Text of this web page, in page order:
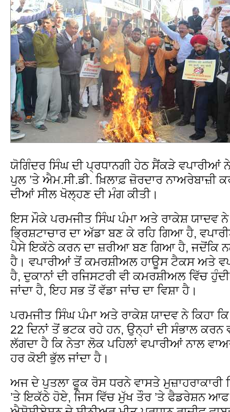
ਯੋਗਿੰਦਰ ਸਿੰਘ ਦੀ ਪ੍ਰਧਾਨਗੀ ਹੇਠ ਸੈਂਕੜੇ
ਪੁਲ ’ਤੇ ਐਮ.ਸੀ.ਡੀ. ਖ਼ਿਲਾਫ਼ ਜ਼ੋਰਦਾਰ ਨਾਅਰੇਬਾਜ਼ੀ
ਦੀਆਂ ਸੀਲ ਖੋਲ੍ਹਣ ਦੀ ਮੰਗ ਕੀਤੀ।
ਇਸ ਮੌਕੇ ਪਰਮਜੀਤ ਸਿੰਘ ਪੰਮਾ ਅਤੇ ਰਾਕੇਸ਼ ਯਾਦਵ ਨੇ
ਭ੍ਰਿਸ਼ਟਾਚਾਰ ਦਾ ਅੱਡਾ ਬਣ ਕੇ ਰਹਿ ਗਿਆ ਹੈ,
ਪੈਸੇ ਇਕੱਠੇ ਕਰਨ ਦਾ ਜ਼ਰੀਆ ਬਣ ਗਿਆ ਹੈ, ਜਦੋਂਕਿ
ਹੈ। ਵਪਾਰੀਆਂ ਤੋਂ ਕਮਰਸ਼ੀਅਲ ਹਾਊਸ ਟੈਕਸ ਅਤੇ
ਹੈ, ਦੁਕਾਨਾਂ ਦੀ ਰਜਿਸਟਰੀ ਵੀ ਕਮਰਸ਼ੀਅਲ ਵਿੱਚ
ਜਾਂਦਾ ਹੈ, ਇਹ ਸਭ ਤੋਂ ਵੱਡਾ ਜਾਂਚ ਦਾ ਵਿਸ਼ਾ ਹੈ।
ਪਰਮਜੀਤ ਸਿੰਘ ਪੰਮਾ ਅਤੇ ਰਾਕੇਸ਼ ਯਾਦਵ ਨੇ ਕਿਹਾ
22 ਦਿਨਾਂ ਤੋਂ ਭਟਕ ਰਹੇ ਹਨ, ਉਨ੍ਹਾਂ ਦੀ ਸੰਭਾਲ ਕਰਨ
ਲੱਗਦਾ ਹੈ ਕਿ ਨੇਤਾ ਲੋਕ ਪਹਿਲਾਂ ਵਪਾਰੀਆਂ ਨਾਲ
ਹਰ ਕੋਈ ਭੁੱਲ ਜਾਂਦਾ ਹੈ।
ਅਜ ਦੇ ਪੁਤਲਾ ਫੂਕ ਰੋਸ ਧਰਨੇ ਵਾਸਤੇ ਮੁਜ਼ਾਹਰਾਕਾਰੀ
’ਤੇ ਇਕੱਠੇ ਹੋਏ, ਜਿਸ ਵਿੱਚ ਮੁੱਖ ਤੌਰ ’ਤੇ ਫੈਡਰੇਸ਼ਨ